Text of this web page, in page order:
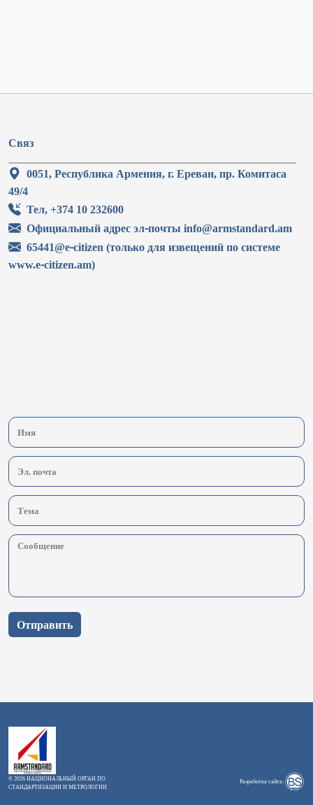
Связ
0051, Республика Армения, г. Ереван, пр. Комитаса
49/4
Тел, +374 10 232600
Официальный адрес эл-почты info@armstandard.am
65441@e-citizen (только для извещений по системе
www.e-citizen.am)
Отправить
© 2026 НАЦИОНАЛЬНЫЙ ОРГАН ПО
СТАНДАРТИЗАЦИИ И МЕТРОЛОГИИ
Разработка сайта: